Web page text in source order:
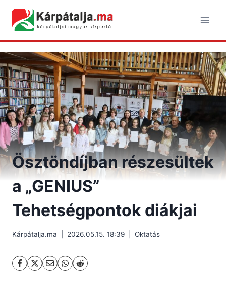
content
Ösztöndíjban részesültek
a „GENIUS”
Tehetségpontok diákjai
Kárpátalja.ma 2026.05.15. 18:39 Oktatás